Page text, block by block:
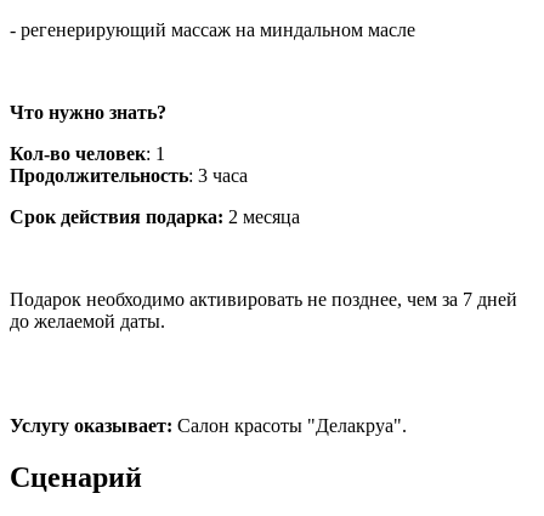
- регенерирующий массаж на миндальном масле
Что нужно знать?
Кол-во человек: 1
Продолжительность: 3 часа
Срок действия подарка: 2 месяца
Подарок необходимо активировать не позднее, чем за 7 дней
до желаемой даты.
Услугу оказывает: Салон красоты "Делакруа".
Сценарий